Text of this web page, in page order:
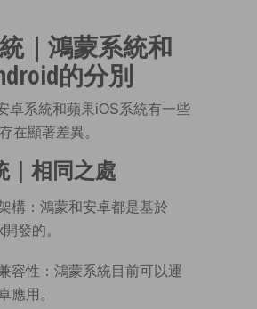
｜ 鴻蒙系統和
的分別
卓系統和蘋果iOS系統有一些
在顯著差異。
｜相同之處
構：鴻蒙和安卓都是基於
發的。
容性：鴻蒙系統目前可以運
應用 。